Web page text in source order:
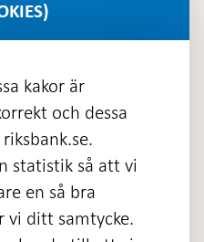
kakor är
och dessa
statistik så att vi
en så bra
vi ditt samtycke.